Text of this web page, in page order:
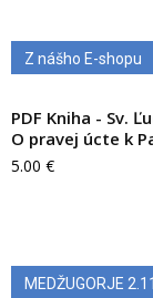
Z nášho E-shopu
PDF Kniha - Sv.
O pravej úcte k
5.00 €
MEDŽUGORJE